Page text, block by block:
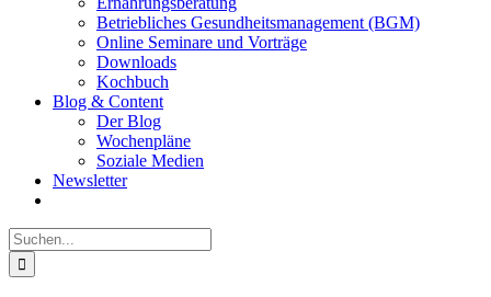
Betriebliches Gesundheitsmanagement (BGM)
Online Seminare und Vorträge
Downloads
Kochbuch
Blog & Content
Der Blog
Wochenpläne
Soziale Medien
Newsletter
Suche
nach: